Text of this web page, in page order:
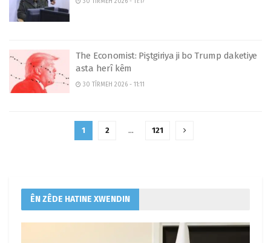
The Economist: Piştgiriya ji bo Trump daketiye
asta herî kêm
30 TÎRMEH 2026 - 11:11
1 2 … 121
ÊN ZÊDE HATINE XWENDIN